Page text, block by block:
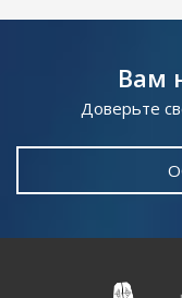
Вам
Доверьте